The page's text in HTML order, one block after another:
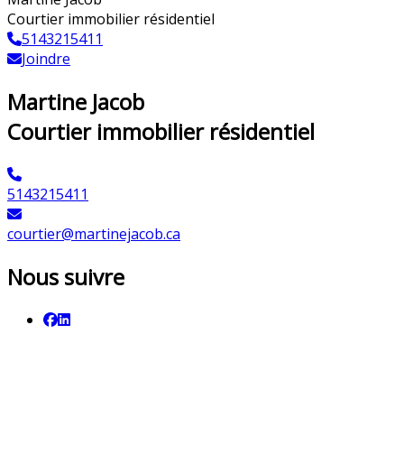
Courtier immobilier résidentiel
5143215411
Joindre
Martine Jacob
Courtier immobilier résidentiel
5143215411
courtier@martinejacob.ca
Nous suivre